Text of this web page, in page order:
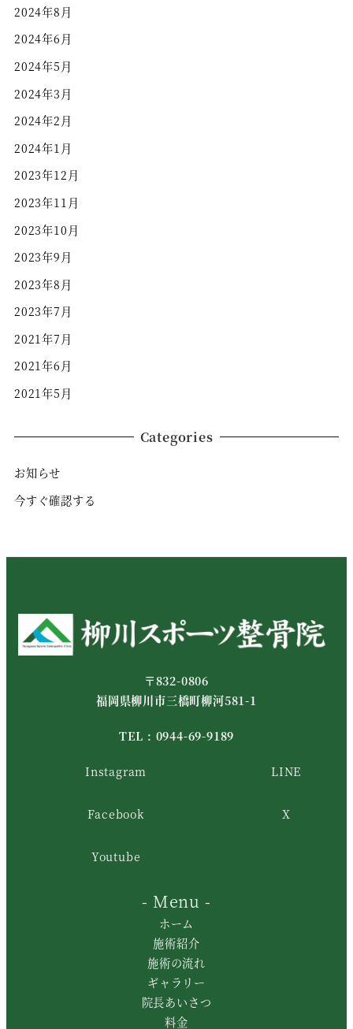
2024年8月
2024年6月
2024年5月
2024年3月
2024年2月
2024年1月
2023年12月
2023年11月
2023年10月
2023年9月
2023年8月
2023年7月
2021年7月
2021年6月
2021年5月
Categories
お知らせ
今すぐ確認する
〒832-0806
福岡県柳川市三橋町柳河581-1
TEL : 0944-69-9189
Instagram LINE
Facebook X
Youtube
- Menu -
ホーム
施術紹介
施術の流れ
ギャラリー
院長あいさつ
料金